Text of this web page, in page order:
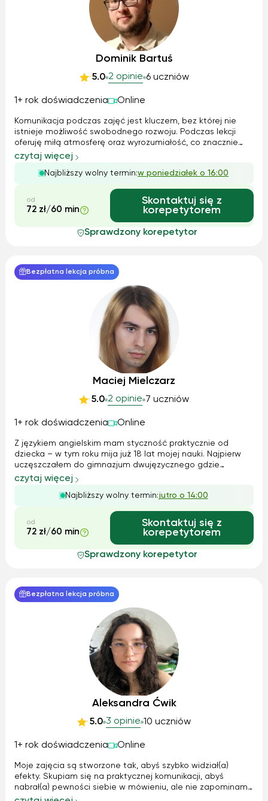
Dominik Bartuś
5.0 2 opinie 6 uczniów
1+ rok doświadczenia Online
Komunikacja podczas zajęć jest kluczem, bez której nie
istnieje możliwość swobodnego rozwoju. Podczas lekcji
oferuję miłą atmosferę oraz wyrozumiałość, co znacznie
przekłada się na kontakt z językiem oraz pomaga pokonać
barierę językową, która często nie pozwala nam w pełni
rozwinąć swoich umiejętno...
czytaj więcej
Najbliższy wolny termin:w poniedziałek o 16:00
od
72 zł/60 min
Skontaktuj się z
korepetytorem
Sprawdzony korepetytor
Bezpłatna lekcja próbna
Maciej Mielczarz
5.0 2 opinie 7 uczniów
1+ rok doświadczenia Online
Z językiem angielskim mam styczność praktycznie od
dziecka – w tym roku mija już 18 lat mojej nauki. Najpierw
uczęszczałem do gimnazjum dwujęzycznego gdzie
dodatkowo miałem zajęcia z biologii, chemii i informatyki
po angielsku, później w liceum wybrałem profil z
rozszerzonym angielskim – krok po kro...
czytaj więcej
Najbliższy wolny termin:jutro o 14:00
od
72 zł/60 min
Skontaktuj się z
korepetytorem
Sprawdzony korepetytor
Bezpłatna lekcja próbna
Aleksandra Ćwik
5.0 3 opinie 10 uczniów
1+ rok doświadczenia Online
Moje zajęcia są stworzone tak, abyś szybko widział(a)
efekty. Skupiam się na praktycznej komunikacji, abyś
nabrał(a) pewności siebie w mówieniu, ale nie zapominamy
o solidnych podstawach. Wspólnie pracujemy nad